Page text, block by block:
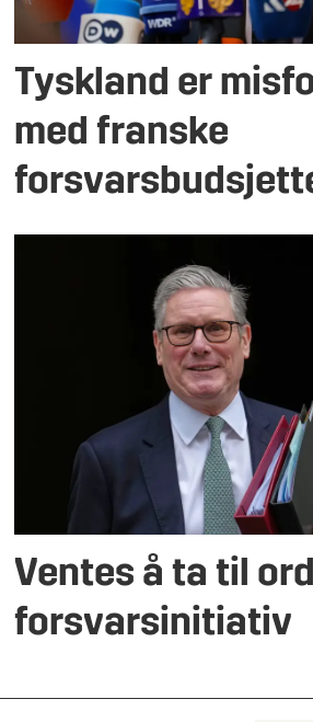
Tyskland er
med franske
Ventes å ta til
forsvarsinitiativ